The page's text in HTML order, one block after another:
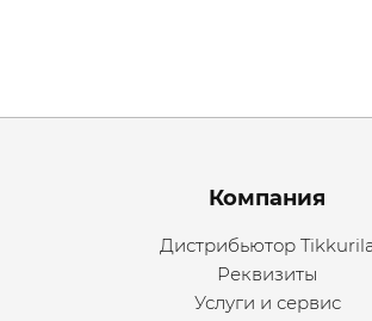
Menu footer
Компания
Дистрибьютор
Реквизиты
Услуги и сервис